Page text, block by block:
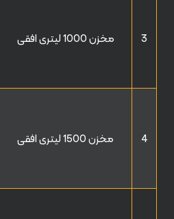
3 مخزن 1000 لیتری افقی
4 مخزن 1500 لیتری افقی